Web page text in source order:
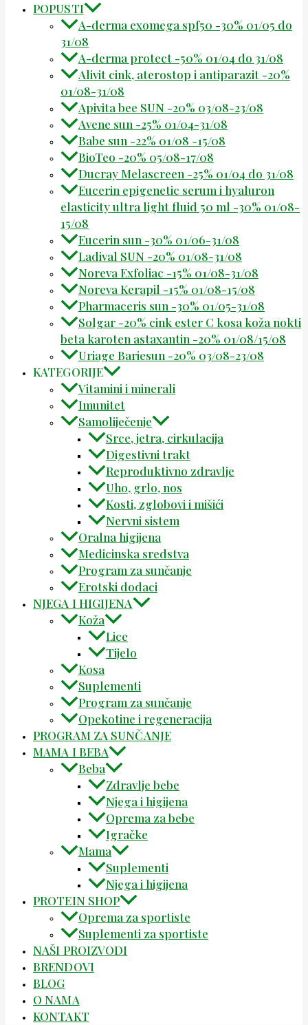
POPUSTI
A-derma exomega spf50 -30% 01/05 do
31/08
A-derma protect -50% 01/04 do 31/08
Alivit cink, aterostop i antiparazit -20%
01/08-31/08
Apivita bee SUN -20% 03/08-23/08
Avene sun -25% 01/04-31/08
Babe sun -22% 01/08 -15/08
BioTeo -20% 05/08-17/08
Ducray Melascreen -25% 01/04 do 31/08
Eucerin epigenetic serum i hyaluron
elasticity ultra light fluid 50 ml -30% 01/08-
15/08
Eucerin sun -30% 01/06-31/08
Ladival SUN -20% 01/08-31/08
Noreva Exfoliac -15% 01/08-31/08
Noreva Kerapil -15% 01/08-15/08
Pharmaceris sun -30% 01/05-31/08
Solgar -20% cink ester C kosa koža nokti
beta karoten astaxantin -20% 01/08/15/08
Uriage Bariesun -20% 03/08-23/08
KATEGORIJE
Vitamini i minerali
Imunitet
Samoliječenje
Srce, jetra, cirkulacija
Digestivni trakt
Reproduktivno zdravlje
Uho, grlo, nos
Kosti, zglobovi i mišići
Nervni sistem
Oralna higijena
Medicinska sredstva
Program za sunčanje
Erotski dodaci
NJEGA I HIGIJENA
Koža
Lice
Tijelo
Kosa
Suplementi
Program za sunčanje
Opekotine i regeneracija
PROGRAM ZA SUNČANJE
MAMA I BEBA
Beba
Zdravlje bebe
Njega i higijena
Oprema za bebe
Igračke
Mama
Suplementi
Njega i higijena
PROTEIN SHOP
Oprema za sportiste
Suplementi za sportiste
NAŠI PROIZVODI
BRENDOVI
BLOG
O NAMA
KONTAKT